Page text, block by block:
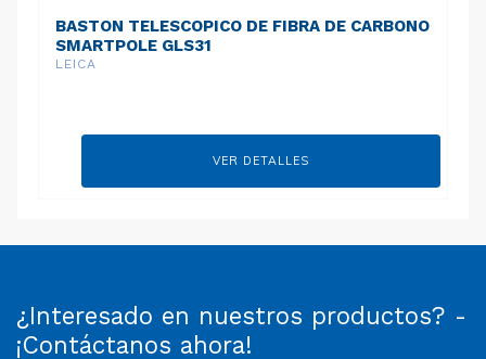
BASTON TELESCOPICO DE FIBRA DE CARBONO
SMARTPOLE GLS31
LEICA
VER DETALLES
¿Interesado en nuestros productos? -
¡Contáctanos ahora!